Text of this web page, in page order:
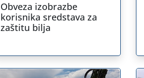
Obveza izobrazbe
korisnika sredstava za
zaštitu bilja